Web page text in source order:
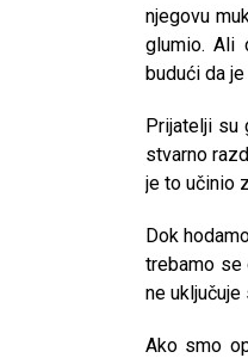
njegovu
glumio. Ali
budući da
Prijatelji su
stvarno
je to učinio
Dok
trebamo se
ne
Ako smo